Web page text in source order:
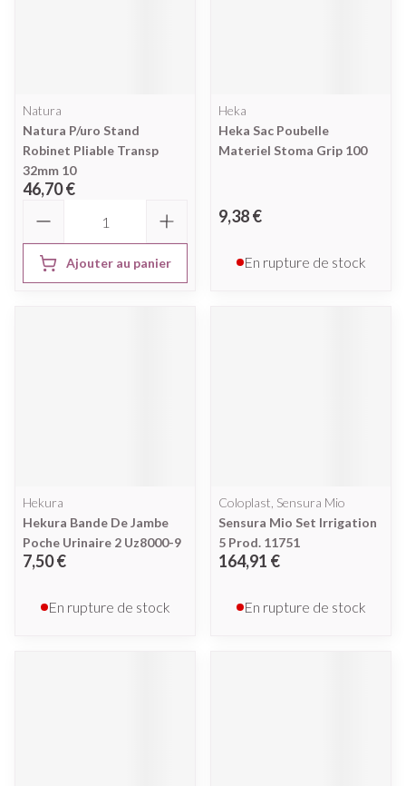
Natura
Natura P/uro Stand
Robinet Pliable Transp
32mm 10
46,70 €
Ajouter au panier
Heka
Heka Sac Poubelle
Materiel Stoma Grip 100
9,38 €
En rupture de stock
Hekura
Hekura Bande De Jambe
Poche Urinaire 2 Uz8000-9
7,50 €
En rupture de stock
Coloplast, Sensura Mio
Sensura Mio Set Irrigation
5 Prod. 11751
164,91 €
En rupture de stock